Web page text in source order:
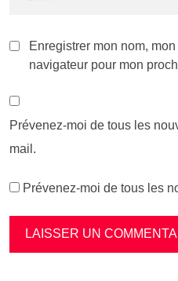
Enregistrer mon nom,
navigateur pour mon
Prévenez-moi de tous les
mail.
Prévenez-moi de tous les